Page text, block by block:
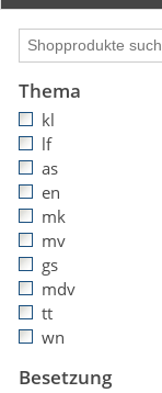
Thema
kl
lf
as
en
mk
mv
gs
mdv
tt
wn
Besetzung